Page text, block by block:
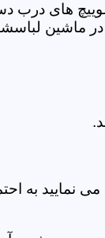
های درب
در ماشین
به